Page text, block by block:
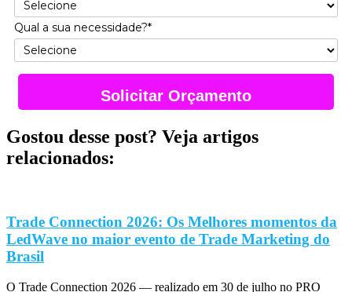
Qual a sua necessidade?*
Solicitar Orçamento
Gostou desse post? Veja artigos
relacionados:
Trade Connection 2026: Os Melhores momentos da
LedWave no maior evento de Trade Marketing do
Brasil
O Trade Connection 2026 — realizado em 30 de julho no PRO